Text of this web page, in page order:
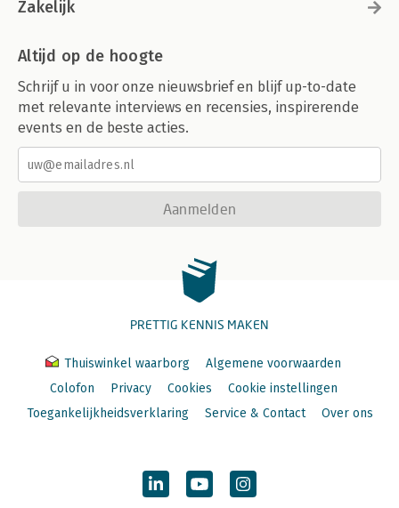
Zakelijk
Altijd op de hoogte
Schrijf u in voor onze nieuwsbrief en blijf up-to-date
met relevante interviews en recensies, inspirerende
events en de beste acties.
Aanmelden
PRETTIG KENNIS MAKEN
Thuiswinkel waarborg
Algemene voorwaarden
Colofon
Privacy Cookies
Cookie instellingen
Toegankelijkheidsverklaring
Service & Contact Over ons